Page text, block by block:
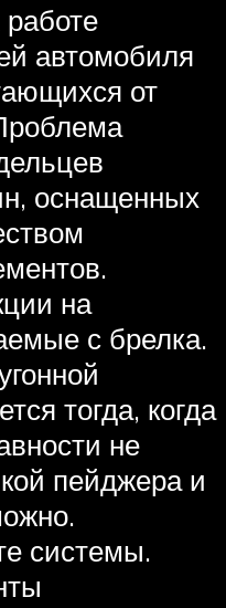
автомобиля
от
оснащенных
на
с брелка.
тогда, когда
не
пейджера и
системы.